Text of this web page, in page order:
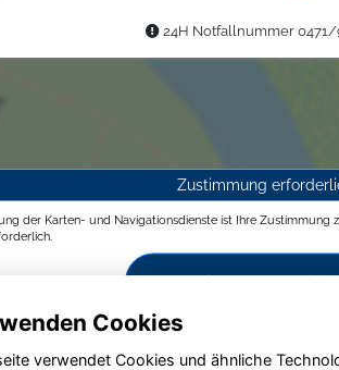
24H Notfallnummer 0471/
Zustimmung
der Karten- und Navigationsdienste ist Ihre Zustimmung
Cookies
verwendet Cookies und ähnliche